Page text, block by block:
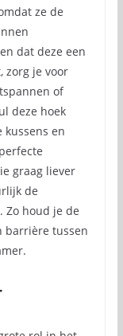
ze de
dat deze een
zorg je voor
of
deze hoek
kussens en
graag liever
de
Zo houd je de
barrière tussen